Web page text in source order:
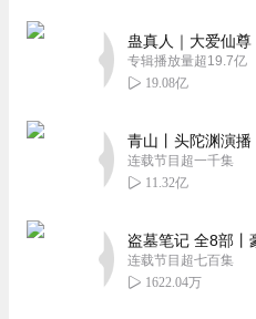
蛊真人｜大爱仙
专辑播放量超19.7亿
19.08亿
青山丨头陀渊演
连载节目超一千集
11.32亿
盗墓笔记 全8部丨
连载节目超七百集
1622.04万